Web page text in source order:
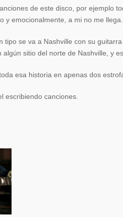
de este disco, por ejemplo
y emocionalmente, a mi no me llega.
tipo se va a Nashville con su
sitio del norte de Nashville, y
esa historia en apenas dos
escribiendo canciones.